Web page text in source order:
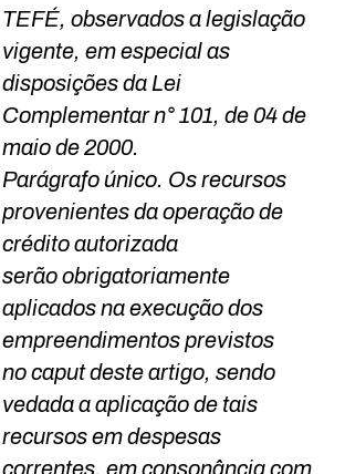
TEFÉ, observados a legislação
vigente, em especial as
disposições da Lei
Complementar n° 101, de 04 de
maio de 2000.
Parágrafo único. Os recursos
provenientes da operação de
crédito autorizada
serão obrigatoriamente
aplicados na execução dos
empreendimentos previstos
no caput deste artigo, sendo
vedada a aplicação de tais
recursos em despesas
correntes, em consonância com